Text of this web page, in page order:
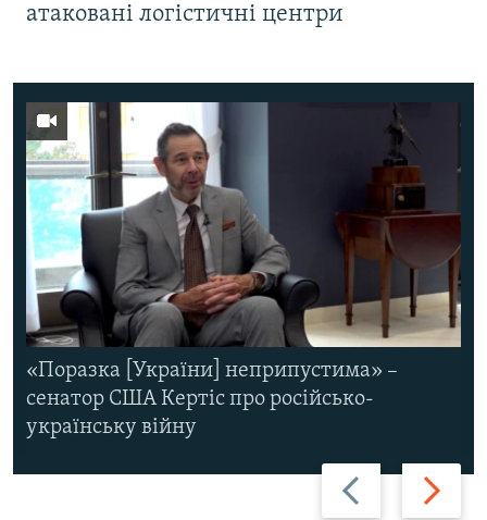
атаковані логістичні центри
Назад Вперед
«Поразка [України] неприпустима» –
сенатор США Кертіс про російсько-
українську війну